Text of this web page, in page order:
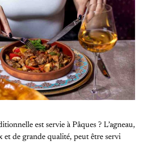
est servie à Pâques ? L’agneau,
et de grande qualité, peut être servi